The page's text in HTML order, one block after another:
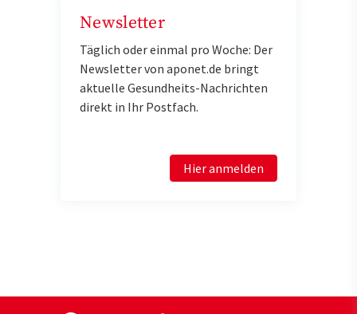
Newsletter
Täglich oder einmal pro Woche: Der
Newsletter von aponet.de bringt
aktuelle Gesundheits-Nachrichten
direkt in Ihr Postfach.
Hier anmelden